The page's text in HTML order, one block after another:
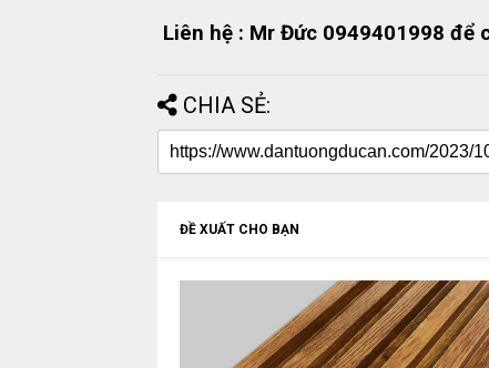
Liên hệ : Mr Đức 0949401998 để
CHIA SẺ:
ĐỀ XUẤT CHO BẠN